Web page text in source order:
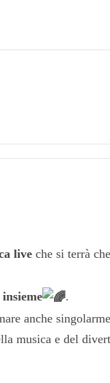
live che si terrà che
.
anche
musica e del